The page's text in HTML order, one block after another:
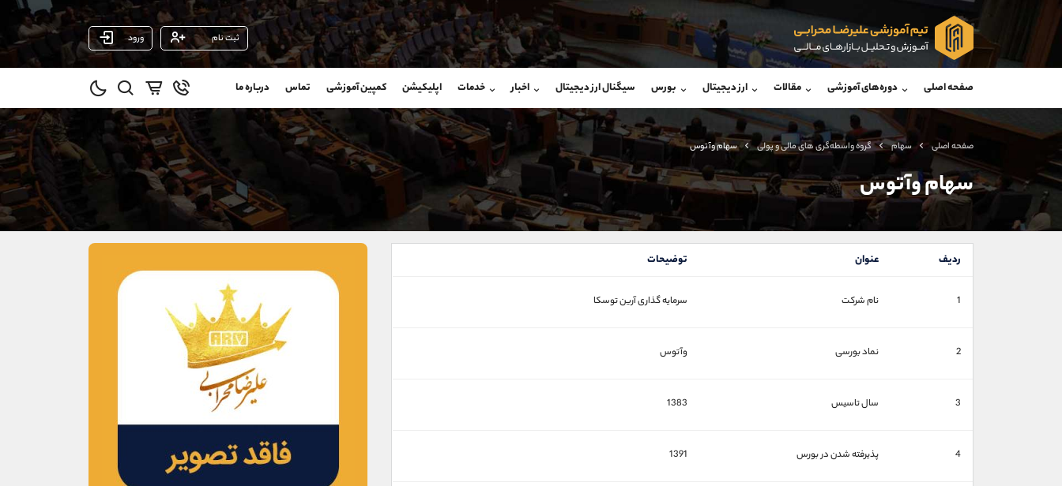
ثبت نام ورود
صفحه اصلی دوره‌های آموزشی مقالات ارز دیجیتال بورس سیگنال ارز دیجیتال اخبار خدمات اپلیکیشن کمپین آموزشی تماس درباره ما
صفحه اصلی سهام گروه واسطه‌گری های مالی و پولی سهام وآتوس
سهام وآتوس
ردیف عنوان توضیحات
1 نام شرکت سرمایه گذاری آرين توسكا
2 نماد بورسی وآتوس
3 سال تاسیس 1383
4 پذیرفته شدن در بورس 1391
واتساپ شروع گفتگو
@Armteam_admin_103
داخلی 103
واتساپ شروع گفتگو
تلگرام @Armteam_admin_por
107
شروع گفتگو
@Armteam_admin_104
داخلی 104
(یوسف فرخنده)
09194198792
واتساپ شروع گفتگو
تلگرام @Armteam_admin_33
اطلاعات تماس (دفتر فروش)
021-22021030
تلفن
بدون پیش شماره 90001030
@alirezamehrabi_com
@alirezamehrabi_official